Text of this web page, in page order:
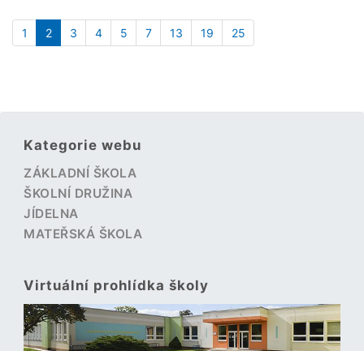
1 2 3 4 5 7 13 19 25
Kategorie webu
ZÁKLADNÍ ŠKOLA
ŠKOLNÍ DRUŽINA
JÍDELNA
MATEŘSKÁ ŠKOLA
Virtuální prohlídka školy